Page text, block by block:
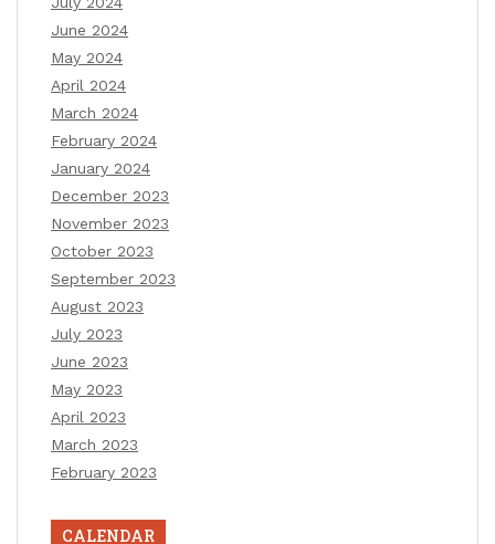
June 2024
May 2024
April 2024
March 2024
February 2024
January 2024
December 2023
November 2023
October 2023
September 2023
August 2023
July 2023
June 2023
May 2023
April 2023
March 2023
February 2023
CALENDAR